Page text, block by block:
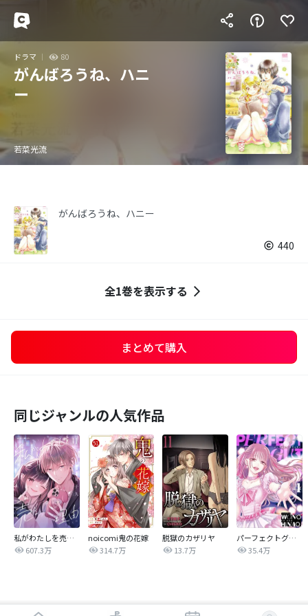
ドラマ 80
がんばろうね、ハニ
ー
若菜光流
がんばろうね、ハニー
440
全1巻を表示する
まとめて購入
同じジャンルの人気作品
私がわたしを売る理由
607.3万
noicomi鬼の花嫁
314.7万
脱獄のカザリヤ
13.7万
パーフェクトグリッター
35.4万